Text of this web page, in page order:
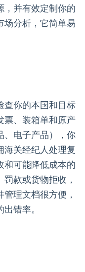
，并有效定制你的
场分析，它简单易
查你的本国和目标
票、装箱单和原产
、电子产品），你
海关经纪人处理复
和可能降低成本的
款或货物拒收，
理文档很方便，
错率。